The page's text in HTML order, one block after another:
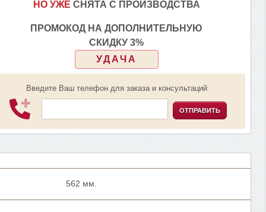
НО УЖЕ СНЯТА С ПРОИЗВОДСТВА
ПРОМОКОД НА ДОПОЛНИТЕЛЬНУЮ
СКИДКУ 3%
УДАЧА
Введите Ваш телефон для заказа и консультаций
ОТПРАВИТЬ
562 мм.